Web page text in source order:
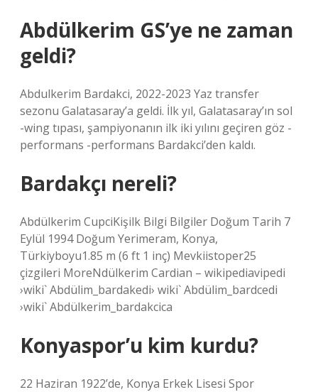
Abdülkerim GS’ye ne zaman
geldi?
Abdulkerim Bardakci, 2022-2023 Yaz transfer
sezonu Galatasaray’a geldi. İlk yıl, Galatasaray’ın sol
-wing tıpası, şampiyonanın ilk iki yılını geçiren göz -
performans -performans Bardakci’den kaldı.
Bardakçı nereli?
Abdülkerim CupciKişilk Bilgi Bilgiler Doğum Tarih 7
Eylül 1994 Doğum Yerimeram, Konya,
Türkiyboyu1.85 m (6 ft 1 inç) Mevkiistoper25
çizgileri MoreNdülkerim Cardian – wikipediavipedi
›wiki` Abdülim_bardakedi› wiki` Abdülim_bardcedi
›wiki` Abdülkerim_bardakcica
Konyaspor’u kim kurdu?
22 Haziran 1922’de, Konya Erkek Lisesi Spor